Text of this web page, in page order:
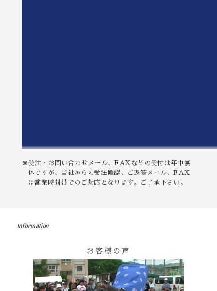
※受注・お問い合わせメール、FAXなどの受付は年中無
休ですが、当社からの受注確認、ご返答メール、FAX
は営業時間帯でのご対応となります。ご了承下さい。
Information
お客様の声